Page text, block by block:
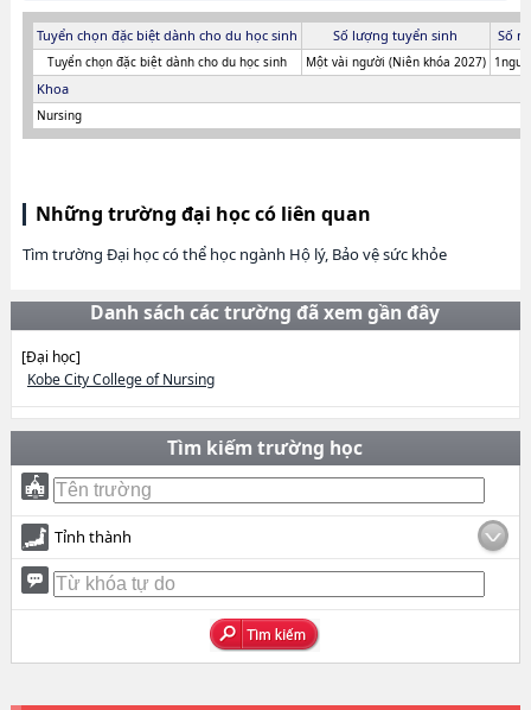
Tuyển chọn đặc biệt dành cho du học sinh Số lượng tuyển sinh Số
Tuyển chọn đặc biệt dành cho du học sinh Một vài người (Niên khóa 2027)
Khoa
Nursing
Những trường đại học có liên quan
Tìm trường Đại học có thể học ngành Hộ lý, Bảo vệ sức khỏe
Danh sách các trường đã xem gần đây
[Đại học]
Kobe City College of Nursing
Tìm kiếm trường học
Tỉnh thành